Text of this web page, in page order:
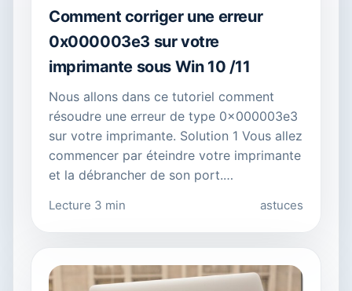
Comment corriger une erreur
0x000003e3 sur votre
imprimante sous Win 10 /11
Nous allons dans ce tutoriel comment
résoudre une erreur de type 0x000003e3
sur votre imprimante. Solution 1 Vous allez
commencer par éteindre votre imprimante
et la débrancher de son port.…
Lecture 3 min astuces